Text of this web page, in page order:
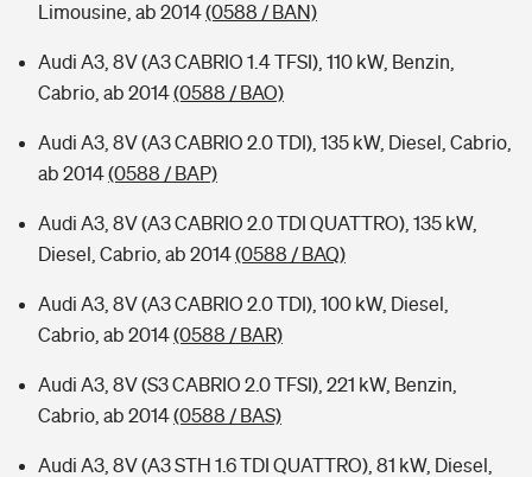
Limousine, ab 2014(0588 / BAN)
Audi A3, 8V (A3 CABRIO 1.4 TFSI), 110 kW, Benzin,
Cabrio, ab 2014(0588 / BAO)
Audi A3, 8V (A3 CABRIO 2.0 TDI), 135 kW, Diesel, Cabrio,
ab 2014(0588 / BAP)
Audi A3, 8V (A3 CABRIO 2.0 TDI QUATTRO), 135 kW,
Diesel, Cabrio, ab 2014(0588 / BAQ)
Audi A3, 8V (A3 CABRIO 2.0 TDI), 100 kW, Diesel,
Cabrio, ab 2014(0588 / BAR)
Audi A3, 8V (S3 CABRIO 2.0 TFSI), 221 kW, Benzin,
Cabrio, ab 2014(0588 / BAS)
Audi A3, 8V (A3 STH 1.6 TDI QUATTRO), 81 kW, Diesel,